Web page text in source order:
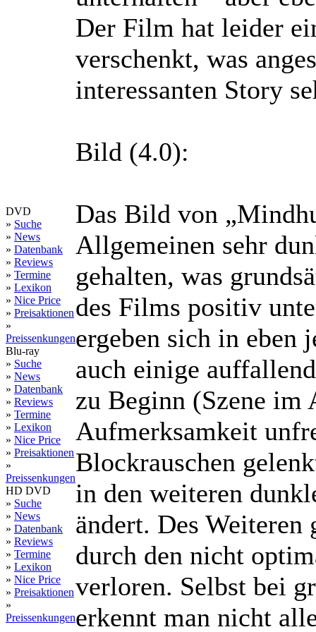
DVD
» Suche
» News
» Datenbank
» Reviews
» Termine
» Lexikon
» Nice Price
» Preisaktionen
»
Preissenkungen
Blu-ray
» Suche
» News
» Datenbank
» Reviews
» Termine
» Lexikon
» Nice Price
» Preisaktionen
»
Preissenkungen
HD DVD
» Suche
» News
» Datenbank
» Reviews
» Termine
» Lexikon
» Nice Price
» Preisaktionen
»
Preissenkungen
Der Film hat leider
verschenkt, was
interessanten Story
Bild (4.0):
Das Bild von
Allgemeinen sehr
gehalten, was
des Films positiv
ergeben sich in eben
auch einige
zu Beginn (Szene
Aufmerksamkeit
Blockrauschen
in den weiteren
ändert. Des Weiteren
durch den nicht
verloren. Selbst bei
erkennt man nicht